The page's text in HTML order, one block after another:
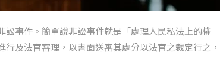
事件。簡單說非訟事件就是「處理人民私法上的權
及法官審理，以書面送審其處分以法官之裁定行之，